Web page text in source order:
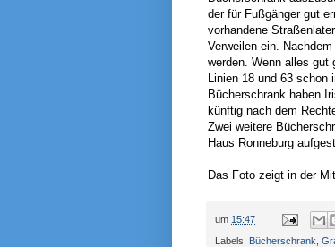
der für Fußgänger gut
vorhandene
Verweilen ein.
werden. Wenn alles gut
Linien 18 und 63
Bücherschrank haben
künftig nach dem
Zwei weitere
Haus Ronneburg
Das Foto zeigt in der
um 15:47
Labels: Bücherschrank